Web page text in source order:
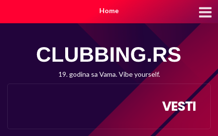
Home
19. godina sa Vama. Vibe yourself.
VESTI